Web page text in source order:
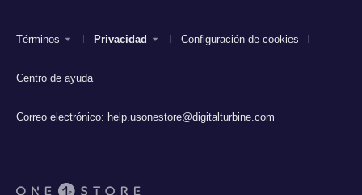
Términos Privacidad Configuración de cookies
Centro de ayuda
Correo electrónico: help.usonestore@digitalturbine.com